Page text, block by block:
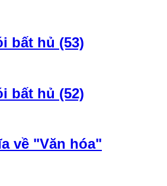
bất hủ (53)
bất hủ (52)
về "Văn hóa"